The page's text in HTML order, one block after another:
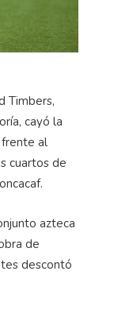
Timbers,
cayó la
al
cuartos de
azteca
de
descontó